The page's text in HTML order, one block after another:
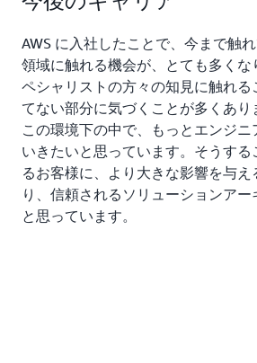
AWS に入社したことで、今まで触
領域に触れる機会が、とても多くな
ペシャリストの方々の知見に触れる
てない部分に気づくことが多くあり
この環境下の中で、もっとエンジ
いきたいと思っています。そうす
るお客様に、より大きな影響を与
り、信頼されるソリューションア
と思っています。